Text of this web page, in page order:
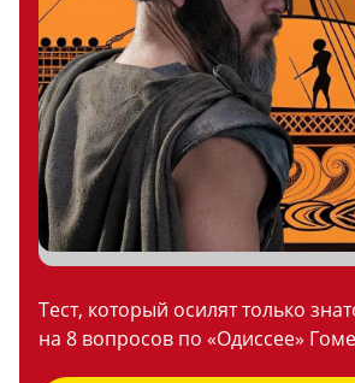
Тест, который осилят только
на 8 вопросов по «Одиссее»